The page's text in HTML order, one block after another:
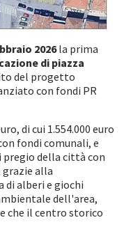
2026la prima
di piazza
del progetto
con fondi PR
di cui 1.554.000 euro
fondi comunali, e
pregio della città con
grazie alla
di alberi e giochi
dell'area,
che il centro storico